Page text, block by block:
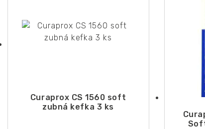
Curaprox CS 1560 soft
zubná kefka 3 ks